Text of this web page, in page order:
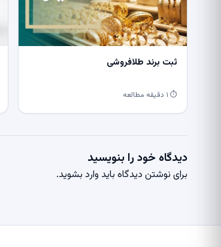
ثبت برند طلافروشی
⏱ ۱ دقیقه مطالعه
دیدگاه خود را بنویسید
برای نوشتن دیدگاه باید وارد بشوید.